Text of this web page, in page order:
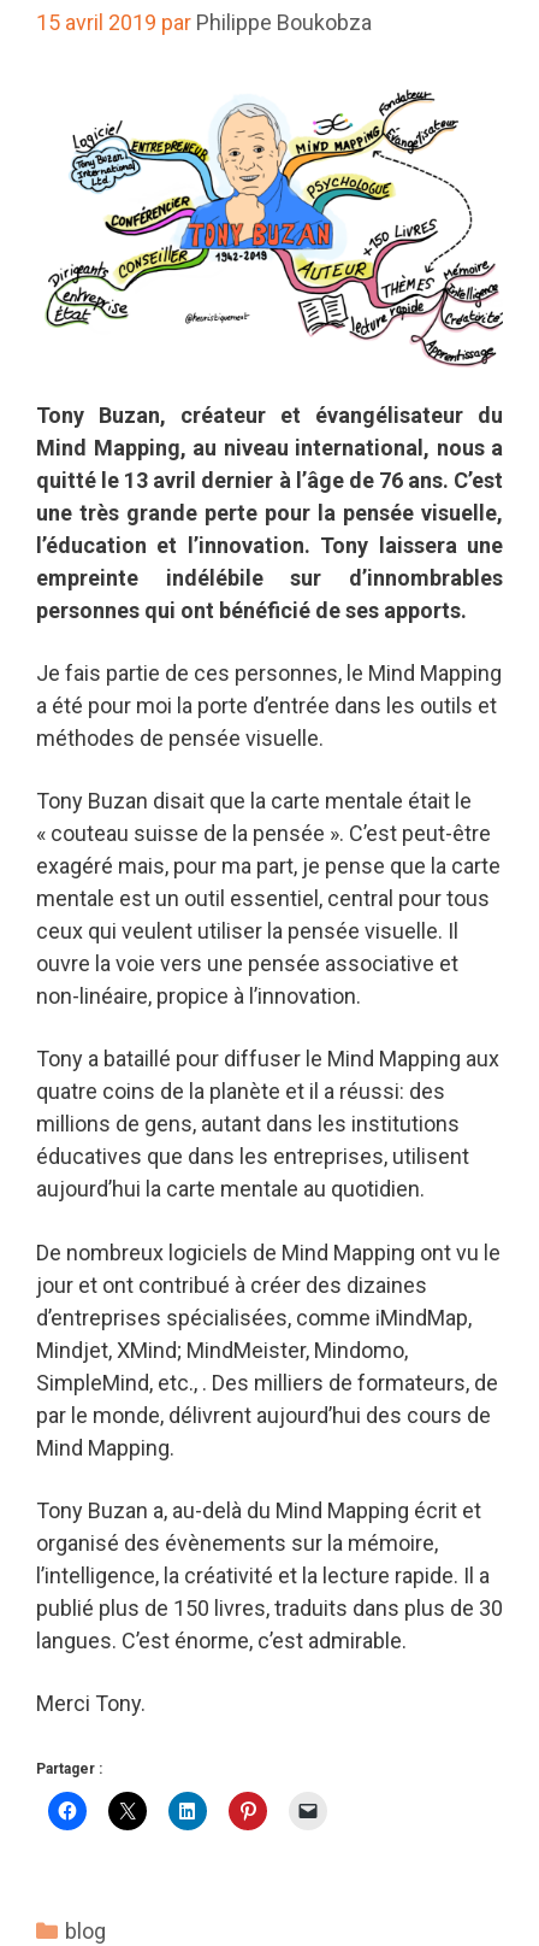
15 avril 2019 par Philippe Boukobza
Tony Buzan, créateur et évangélisateur du
Mind Mapping, au niveau international, nous a
quitté le 13 avril dernier à l’âge de 76 ans. C’est
une très grande perte pour la pensée visuelle,
l’éducation et l’innovation. Tony laissera une
empreinte indélébile sur d’innombrables
personnes qui ont bénéficié de ses apports.
Je fais partie de ces personnes, le Mind Mapping
a été pour moi la porte d’entrée dans les outils et
méthodes de pensée visuelle.
Tony Buzan disait que la carte mentale était le
« couteau suisse de la pensée ». C’est peut-être
exagéré mais, pour ma part, je pense que la carte
mentale est un outil essentiel, central pour tous
ceux qui veulent utiliser la pensée visuelle. Il
ouvre la voie vers une pensée associative et
non-linéaire, propice à l’innovation.
Tony a bataillé pour diffuser le Mind Mapping aux
quatre coins de la planète et il a réussi: des
millions de gens, autant dans les institutions
éducatives que dans les entreprises, utilisent
aujourd’hui la carte mentale au quotidien.
De nombreux logiciels de Mind Mapping ont vu le
jour et ont contribué à créer des dizaines
d’entreprises spécialisées, comme iMindMap,
Mindjet, XMind; MindMeister, Mindomo,
SimpleMind, etc., . Des milliers de formateurs, de
par le monde, délivrent aujourd’hui des cours de
Mind Mapping.
Tony Buzan a, au-delà du Mind Mapping écrit et
organisé des évènements sur la mémoire,
l’intelligence, la créativité et la lecture rapide. Il a
publié plus de 150 livres, traduits dans plus de 30
langues. C’est énorme, c’est admirable.
Merci Tony.
Partager :
Catégories
blog